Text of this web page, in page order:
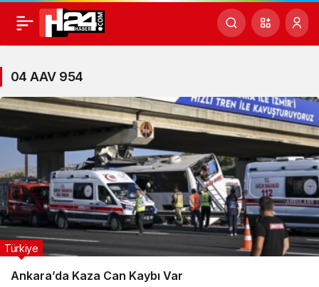
04
AAV
954
Haberleri
04 AAV 954
Ankara’da Kaza Can Kaybı Var
Türkiye